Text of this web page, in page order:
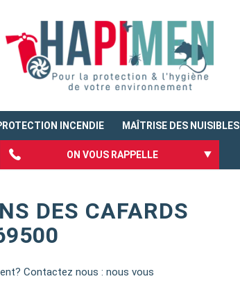
INCENDIE MAÎTRISE DES NUISIBLES
ON VOUS RAPPELLE
DES CAFARDS
Contactez nous : nous vous